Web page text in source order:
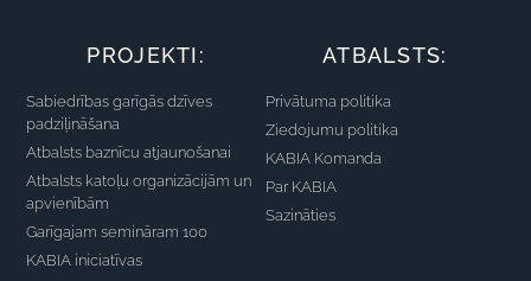
PROJEKTI:
Sabiedrības garīgās dzīves
padziļināšana
Atbalsts baznīcu atjaunošanai
Atbalsts katoļu organizācijām un
apvienībām
Garīgajam semināram 100
KABIA iniciatīvas
ATBALSTS:
Privātuma politika
Ziedojumu politika
KABIA Komanda
Par KABIA
Sazināties